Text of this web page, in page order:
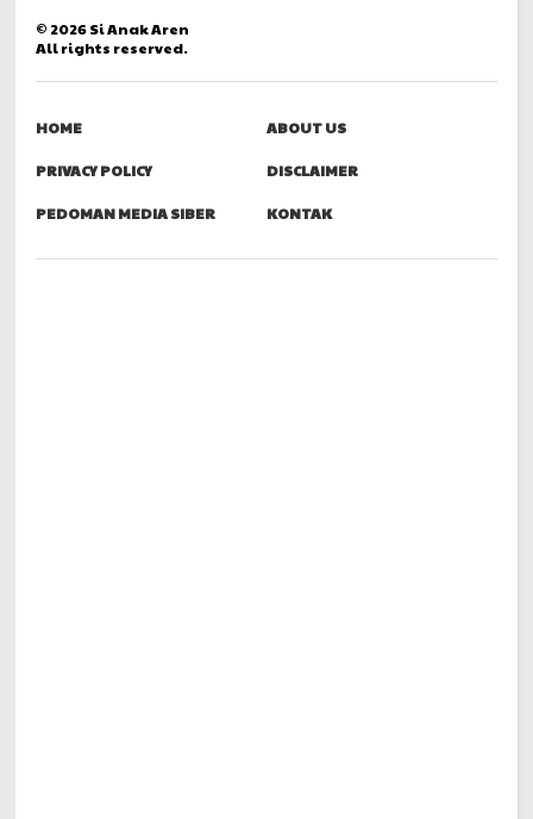
© 2026Si Anak Aren
All rights reserved.
HOME ABOUT US
PRIVACY POLICY DISCLAIMER
PEDOMAN MEDIA SIBER KONTAK